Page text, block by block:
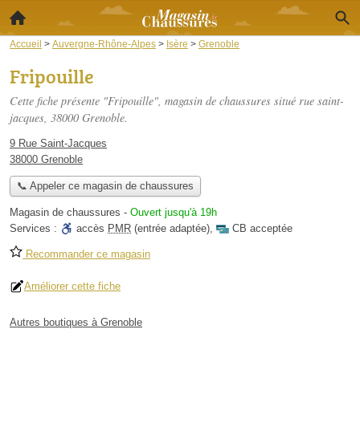
Accueil > Auvergne-Rhône-Alpes > Isère > Grenoble
Fripouille
Cette fiche présente "Fripouille", magasin de chaussures situé rue saint-
jacques, 38000 Grenoble.
9 Rue Saint-Jacques
38000 Grenoble
📞 Appeler ce magasin de chaussures
Magasin de chaussures - Ouvert jusqu'à 19h
Services :
accès PMR (entrée adaptée), CB acceptée
Recommander ce magasin
Améliorer cette fiche
Autres boutiques à Grenoble